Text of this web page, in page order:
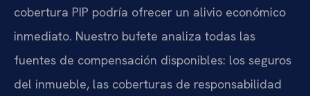
cobertura PIP podría ofrecer un alivio económico
inmediato. Nuestro bufete analiza todas las
fuentes de compensación disponibles: los seguros
del inmueble, las coberturas de responsabilidad